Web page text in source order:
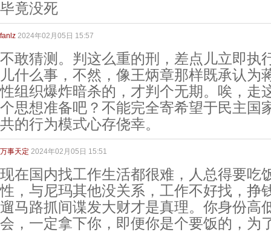
毕竟没死
fanlz 2024年02月05日 15:57
不敢猜测。判这么重的刑，差点儿立即执
儿什么事，不然，像王炳章那样既承认为
性组织爆炸暗杀的，才判个无期。唉，走
个思想准备吧？不能完全寄希望于民主国
共的行为模式心存侥幸。
万事天定 2024年02月05日 15:51
现在国内找工作生活都很难，人总得要吃
性，与尼玛其他没关系，工作不好找，挣
遛马路抓间谍发大财才是真理。你身份高
会，一定拿下你，即便你是个要饭的，为